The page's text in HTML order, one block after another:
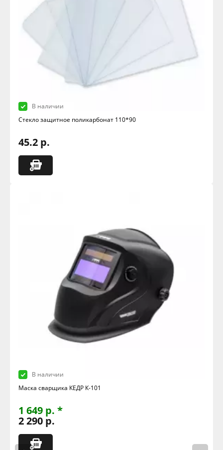
В наличии
Стекло защитное поликарбонат 110*90
45.2 р.
В наличии
Маска сварщика КЕДР К-101
1 649 р. *
2 290 р.